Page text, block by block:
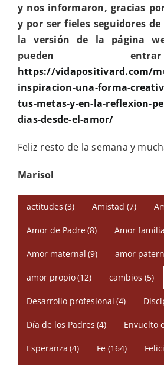
y nos informaron, gracias
y por ser fieles seguidores
la versión de la página
pueden
https://vidapositivard.com/
inspiracion-una-forma-
tus-metas-y-en-la-reflexion-
dias-desde-el-amor/
Feliz resto de la semana y
Marisol
actitudes (3) Amistad (7)
Amor de Padre(8) Amor
Amor maternal (9) amor
amor propio(12) cambios (5)
Desarrollo profesional (4)
Día de los Padres (4) Envuelto
Esperanza (4) Fe (164)